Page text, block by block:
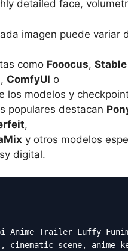
detailed face,
imagen puede
como Fooocus,
, ComfyUI o
los modelos y
populares destacan
,
y otros modelos
digital.
Anime Trailer Luffy
cinematic scene,